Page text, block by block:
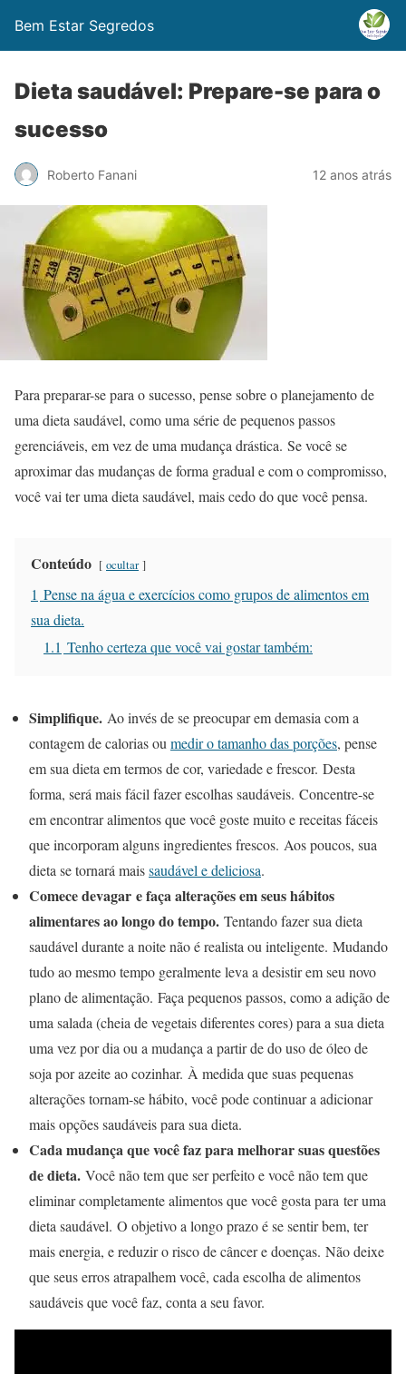
Bem Estar Segredos
Dieta saudável: Prepare-se para o
sucesso
Roberto Fanani 12 anos atrás
Para preparar-se para o sucesso, pense sobre o planejamento de
uma dieta saudável, como uma série de pequenos passos
gerenciáveis, em vez de uma mudança drástica. Se você se
aproximar das mudanças de forma gradual e com o compromisso,
você vai ter uma dieta saudável, mais cedo do que você pensa.
Conteúdo ocultar
1 Pense na água e exercícios como grupos de alimentos em
sua dieta.
1.1 Tenho certeza que você vai gostar também:
Simplifique. Ao invés de se preocupar em demasia com a
contagem de calorias ou medir o tamanho das porções, pense
em sua dieta em termos de cor, variedade e frescor. Desta
forma, será mais fácil fazer escolhas saudáveis. Concentre-se
em encontrar alimentos que você goste muito e receitas fáceis
que incorporam alguns ingredientes frescos. Aos poucos, sua
dieta se tornará maissaudável e deliciosa.
Comece devagar e faça alterações em seus hábitos
alimentares ao longo do tempo. Tentando fazer sua dieta
saudável durante a noite não é realista ou inteligente. Mudando
tudo ao mesmo tempo geralmente leva a desistir em seu novo
plano de alimentação. Faça pequenos passos, como a adição de
uma salada (cheia de vegetais diferentes cores) para a sua dieta
uma vez por dia ou a mudança a partir de do uso de óleo de
soja por azeite ao cozinhar. À medida que suas pequenas
alterações tornam-se hábito, você pode continuar a adicionar
mais opções saudáveis para sua dieta.
Cada mudança que você faz para melhorar suas questões
de dieta. Você não tem que ser perfeito e você não tem que
eliminar completamente alimentos que você gosta para ter uma
dieta saudável. O objetivo a longo prazo é se sentir bem, ter
mais energia, e reduzir o risco de câncer e doenças. Não deixe
que seus erros atrapalhem você, cada escolha de alimentos
saudáveis que você faz, conta a seu favor.